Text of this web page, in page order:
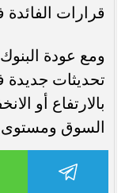
قرارات الفائدة
ومع عودة
تحديثات جديدة
بالارتفاع أو
السوق ومستوى